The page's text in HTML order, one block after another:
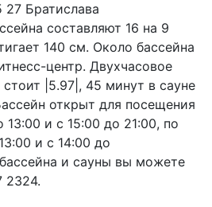
Братислава
составляют 16 на 9
140 см. Около бассейна
центр. Двухчасовое
|5.97|, 45 минут в сауне
открыт для посещения
и с 15:00 до 21:00, по
и с 14:00 до
и сауны вы можете
2324.